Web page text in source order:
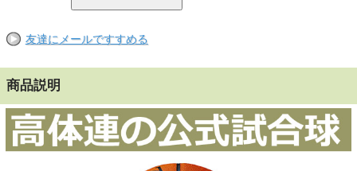
友達にメールですすめる
商品説明